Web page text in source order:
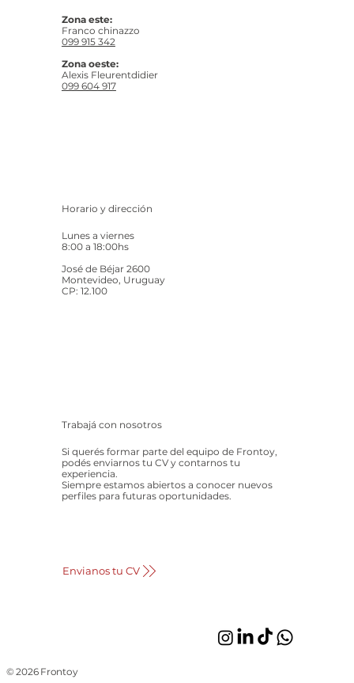
© 2026 Frontoy
Zona este:
Franco chinazzo
099 915 342
Zona oeste:
Alexis Fleurentdidier
099 604 917
Horario y dirección
Lunes a viernes
8:00 a 18:00hs
José de Béjar 2600
Montevideo, Uruguay
CP: 12.100
Trabajá con nosotros
Si querés formar parte del equipo de Frontoy,
podés enviarnos tu CV y contarnos tu
experiencia.
Siempre estamos abiertos a conocer nuevos
perfiles para futuras oportunidades.
Envianos tu CV